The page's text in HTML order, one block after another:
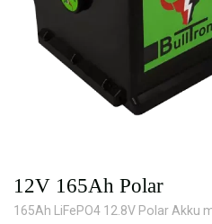
12V 165Ah Polar
165Ah LiFePO4 12.8V Polar Akku